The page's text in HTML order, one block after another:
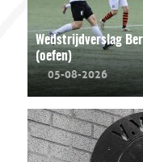
Wedstrijdverslag
(oefen)
05-08-2026